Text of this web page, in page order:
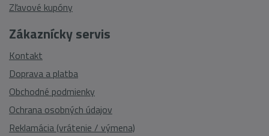
Zákaznícky servis
Kontakt
Doprava a platba
Obchodné podmienky
Ochrana osobných údajov
Reklamácia (vrátenie / výmena)
Zľavové kupóny